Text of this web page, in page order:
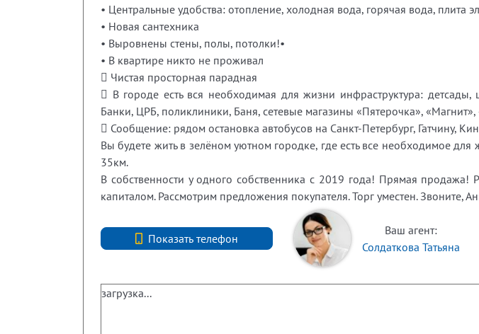
• Центральные удобства: отопление, холодная вода, горячая вода, плита
• Новая сантехника
• Выровнены стены, полы, потолки!•
• В квартире никто не проживал
 Чистая просторная парадная
 В городе есть вся необходимая для жизни инфраструктура:
Банки, ЦРБ, поликлиники, Баня, сетевые магазины «Пятерочка»,
 Сообщение: рядом остановка автобусов на Санкт-Петербург, Гатчину,
Вы будете жить в зелёном уютном городке, где есть все необходимое
35км.
В собственности у одного собственника с 2019 года! Прямая
капиталом. Рассмотрим предложения покупателя. Торг уместен. Звоните,
Показать телефон
+7 (812) 740-70-40
Ваш агент:
Солдаткова Татьяна
загрузка...